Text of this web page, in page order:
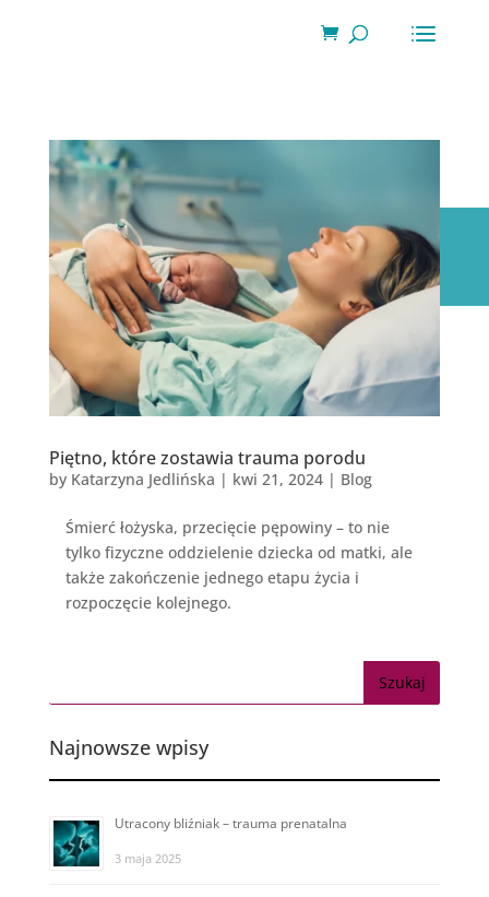
Piętno, które zostawia trauma porodu
by Katarzyna Jedlińska | kwi 21, 2024| Blog
Śmierć łożyska, przecięcie pępowiny – to nie
tylko fizyczne oddzielenie dziecka od matki, ale
także zakończenie jednego etapu życia i
rozpoczęcie kolejnego.
Najnowsze wpisy
Utracony bliźniak – trauma prenatalna
3 maja 2025